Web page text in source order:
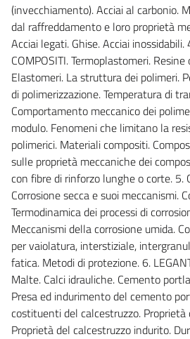
(invecchiamento). Acciai al carbonio.
dal raffreddamento e loro proprietà
Acciai legati. Ghise. Acciai inossidabili.
COMPOSITI. Termoplastomeri.
Elastomeri. La struttura dei polimeri.
di polimerizzazione. Temperatura di
Comportamento meccanico dei
modulo. Fenomeni che limitano la
polimerici. Materiali compositi.
sulle proprietà meccaniche dei
con fibre di rinforzo lunghe o corte. 5.
Corrosione secca e suoi meccanismi.
Termodinamica dei processi di
Meccanismi della corrosione umida.
per vaiolatura, interstiziale,
fatica. Metodi di protezione. 6.
Malte. Calci idrauliche. Cemento
Presa ed indurimento del cemento
costituenti del calcestruzzo. Proprietà
Proprietà del calcestruzzo indurito.